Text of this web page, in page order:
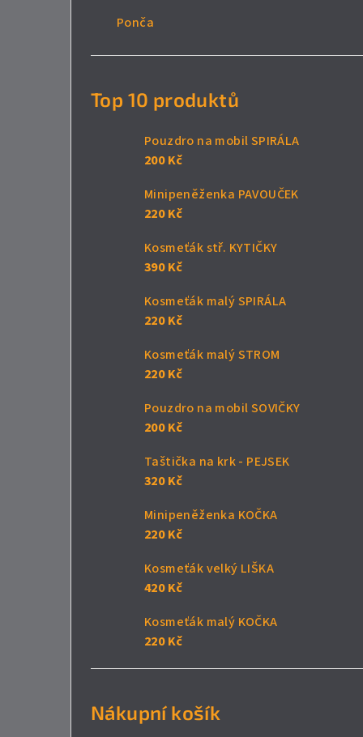
Ponča
Top 10 produktů
Pouzdro na mobil SPIRÁLA
200 Kč
Minipeněženka PAVOUČEK
220 Kč
Kosmeťák stř. KYTIČKY
390 Kč
Kosmeťák malý SPIRÁLA
220 Kč
Kosmeťák malý STROM
220 Kč
Pouzdro na mobil SOVIČKY
200 Kč
Taštička na krk - PEJSEK
320 Kč
Minipeněženka KOČKA
220 Kč
Kosmeťák velký LIŠKA
420 Kč
Kosmeťák malý KOČKA
220 Kč
Nákupní košík